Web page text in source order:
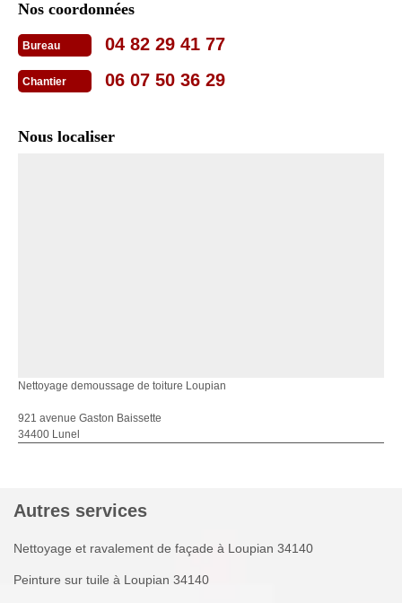
Nos coordonnées
Bureau 04 82 29 41 77
Chantier 06 07 50 36 29
Nous localiser
Nettoyage demoussage de toiture Loupian
921 avenue Gaston Baissette
34400 Lunel
Autres services
Nettoyage et ravalement de façade à Loupian 34140
Peinture sur tuile à Loupian 34140